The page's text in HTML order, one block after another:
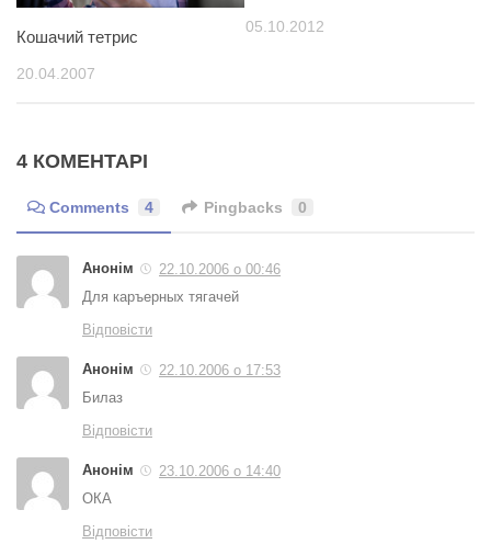
Кошачий тетрис
20.04.2007
05.10.2012
4 КОМЕНТАРІ
Comments 4 Pingbacks 0
Анонім
22.10.2006 о 00:46
Для каръерных тягачей
Відповісти
Анонім
22.10.2006 о 17:53
Билаз
Відповісти
Анонім
23.10.2006 о 14:40
ОКА
Відповісти